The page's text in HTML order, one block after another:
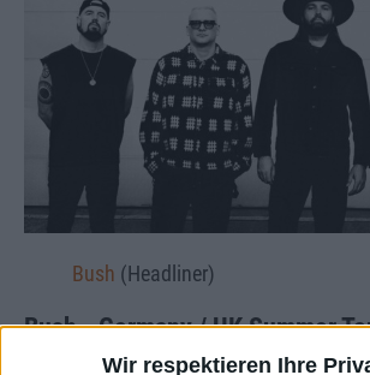
Wir respektieren Ihre
Bush (Headliner)
Bush - Germany / UK Summer
Tourdaten